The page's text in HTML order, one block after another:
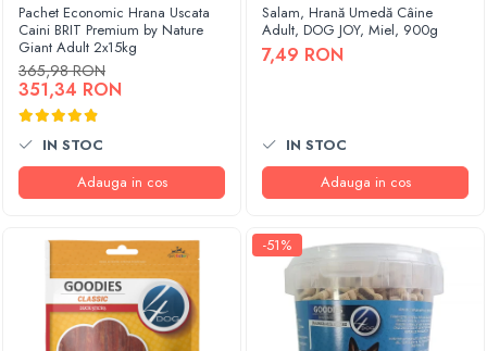
Pachet Economic Hrana Uscata
Caini BRIT Premium by Nature
Giant Adult 2x15kg
365,98 RON
351,34 RON
IN STOC
Adauga in cos
Salam, Hrană Umedă Câine
Adult, DOG JOY, Miel, 900g
7,49 RON
IN STOC
Adauga in cos
-51%